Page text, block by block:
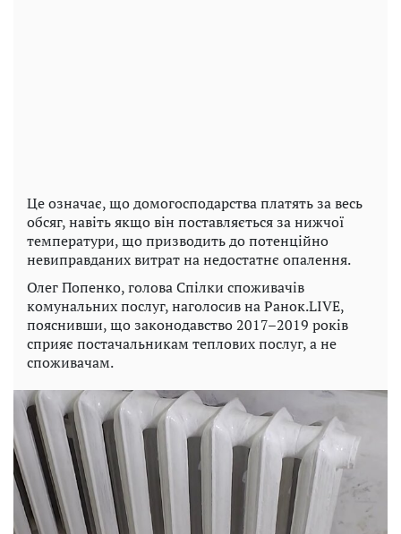
Це означає, що домогосподарства платять за весь
обсяг, навіть якщо він поставляється за нижчої
температури, що призводить до потенційно
невиправданих витрат на недостатнє опалення.
Олег Попенко, голова Спілки споживачів
комунальних послуг, наголосив на Ранок.LIVE,
пояснивши, що законодавство 2017–2019 років
сприяє постачальникам теплових послуг, а не
споживачам.